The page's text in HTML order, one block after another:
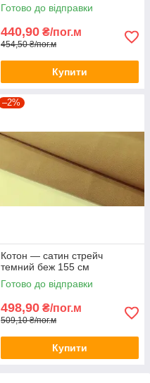
Готово до відправки
440,90 ₴/пог.м
454,50 ₴/пог.м
Купити
–2%
Котон — сатин стрейч
темний беж 155 см
Готово до відправки
498,90 ₴/пог.м
509,10 ₴/пог.м
Купити